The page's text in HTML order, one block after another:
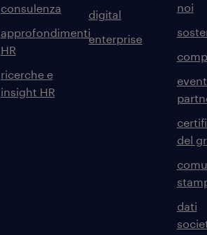
consulenza
approfondimenti
HR
ricerche e
insight HR
digital
enterprise
noi
del
dati